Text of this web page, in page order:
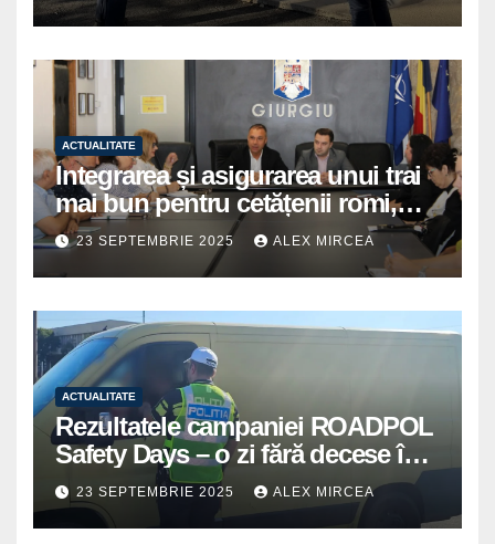
ACTUALITATE
Integrarea și asigurarea unui trai
mai bun pentru cetățenii romi,
prioritate pentru instituțiile
publice giurgiuvene
23 SEPTEMBRIE 2025 ALEX MIRCEA
ACTUALITATE
Rezultatele campaniei ROADPOL
Safety Days – o zi fără decese în
trafic
23 SEPTEMBRIE 2025 ALEX MIRCEA